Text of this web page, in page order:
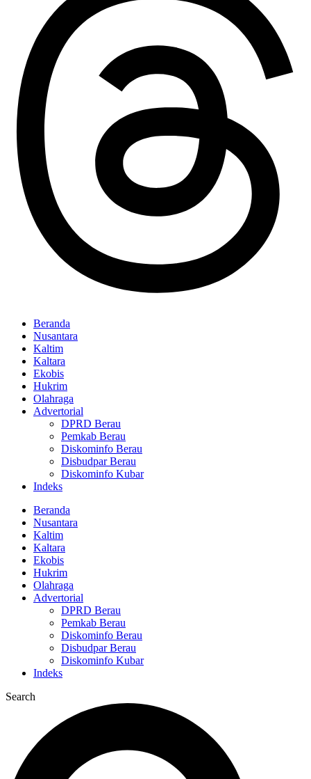
Beranda
Nusantara
Kaltim
Kaltara
Ekobis
Hukrim
Olahraga
Advertorial
DPRD Berau
Pemkab Berau
Diskominfo Berau
Disbudpar Berau
Diskominfo Kubar
Indeks
Beranda
Nusantara
Kaltim
Kaltara
Ekobis
Hukrim
Olahraga
Advertorial
DPRD Berau
Pemkab Berau
Diskominfo Berau
Disbudpar Berau
Diskominfo Kubar
Indeks
Search